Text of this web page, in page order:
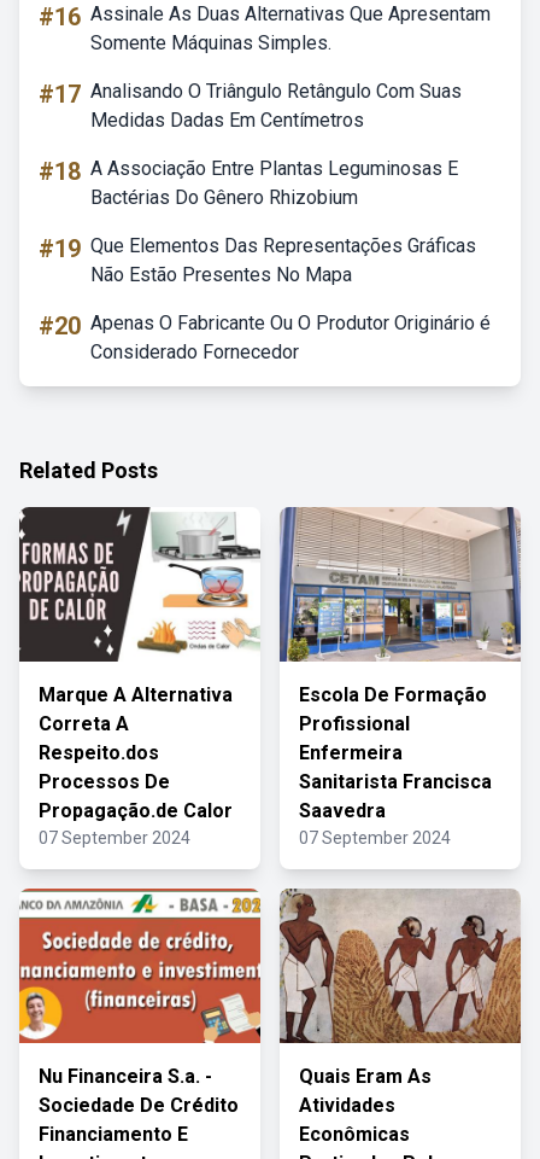
#16 Assinale As Duas Alternativas Que Apresentam
Somente Máquinas Simples.
#17 Analisando O Triângulo Retângulo Com Suas
Medidas Dadas Em Centímetros
#18 A Associação Entre Plantas Leguminosas E
Bactérias Do Gênero Rhizobium
#19 Que Elementos Das Representações Gráficas
Não Estão Presentes No Mapa
#20 Apenas O Fabricante Ou O Produtor Originário é
Considerado Fornecedor
Related Posts
Marque A Alternativa
Correta A
Respeito.dos
Processos De
Propagação.de Calor
07 September 2024
Escola De Formação
Profissional
Enfermeira
Sanitarista Francisca
Saavedra
07 September 2024
Nu Financeira S.a. -
Sociedade De Crédito
Financiamento E
Quais Eram As
Atividades
Econômicas